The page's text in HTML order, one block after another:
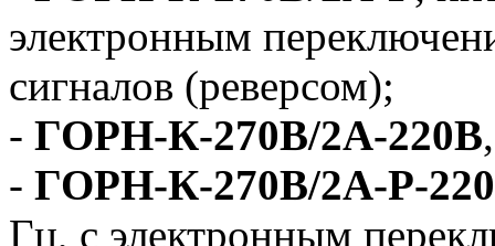
электронным
сигналов (реверсом);
- ГОРН-К-270В/2А-220В
- ГОРН-К-270В/2А-Р-
Гц, с электронным